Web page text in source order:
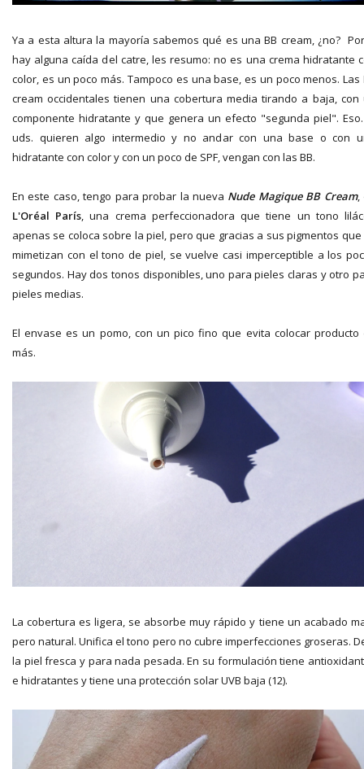
Ya a esta altura la mayoría sabemos qué es una BB cream, ¿no?
hay alguna caída del catre, les resumo: no es una crema hidratante
color, es un poco más. Tampoco es una base, es un poco menos. Las
cream occidentales tienen una cobertura media tirando a baja, con
componente hidratante y que genera un efecto "segunda piel".
uds. quieren algo intermedio y no andar con una base o con
hidratante con color y con un poco de SPF, vengan con las BB.
En este caso, tengo para probar la nueva Nude Magique BB Cream,
L'Oréal París, una crema perfeccionadora que tiene un tono
apenas se coloca sobre la piel, pero que gracias a sus pigmentos que
mimetizan con el tono de piel, se vuelve casi imperceptible a los
segundos. Hay dos tonos disponibles, uno para pieles claras y otro
pieles medias.
El envase es un pomo, con un pico fino que evita colocar producto
más.
La cobertura es ligera, se absorbe muy rápido y tiene un acabado
pero natural. Unifica el tono pero no cubre imperfecciones groseras.
la piel fresca y para nada pesada. En su formulación tiene
e hidratantes y tiene una protección solar UVB baja (12).